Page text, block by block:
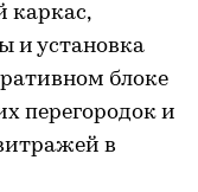
каркас,
и установка
блоке
перегородок и
в